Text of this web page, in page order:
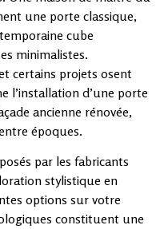
une porte classique,
cube
minimalistes.
certains projets osent
l’installation d’une porte
ancienne rénovée,
époques.
par les fabricants
stylistique en
options sur votre
constituent une